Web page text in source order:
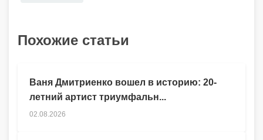
Похожие статьи
Ваня Дмитриенко вошел в историю: 20-
летний артист триумфальн...
02.08.2026